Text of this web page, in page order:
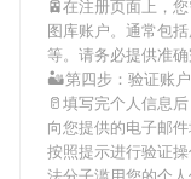
🚈在注册页面上，
图库账户。通常包
等。请务必提供准
🏜第四步：验证账户
🥛填写完个人信息
向您提供的电子邮
按照提示进行验证